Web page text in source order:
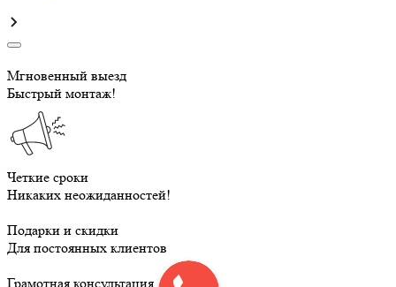
Мгновенный выезд
Быстрый монтаж!
Четкие сроки
Никаких неожиданностей!
Подарки и скидки
Для постоянных клиентов
Грамотная консультация